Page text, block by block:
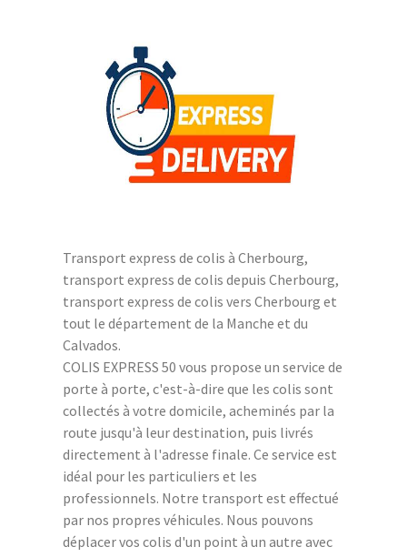
Transport express de colis à Cherbourg,
transport express de colis depuis Cherbourg,
transport express de colis vers Cherbourg et
tout le département de la Manche et du
Calvados.
COLIS EXPRESS 50 vous propose un service de
porte à porte, c'est-à-dire que les colis sont
collectés à votre domicile, acheminés par la
route jusqu'à leur destination, puis livrés
directement à l'adresse finale. Ce service est
idéal pour les particuliers et les
professionnels. Notre transport est effectué
par nos propres véhicules. Nous pouvons
déplacer vos colis d'un point à un autre avec